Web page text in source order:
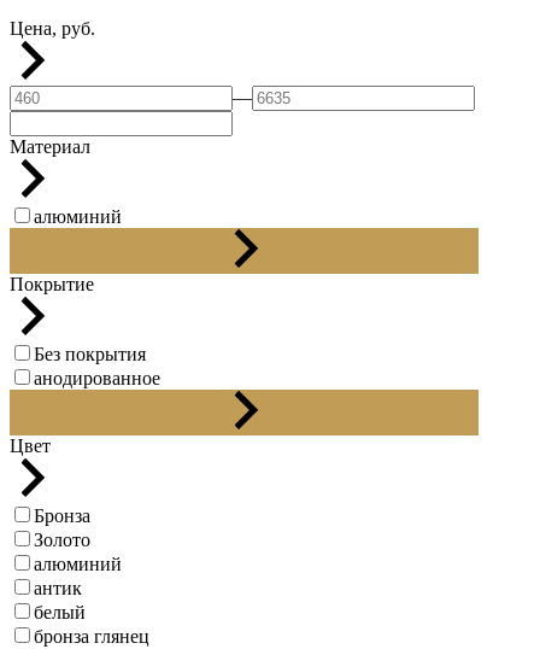
Цена, руб.
—
Материал
алюминий
Покрытие
Без покрытия
анодированное
Цвет
Бронза
Золото
алюминий
антик
белый
бронза глянец